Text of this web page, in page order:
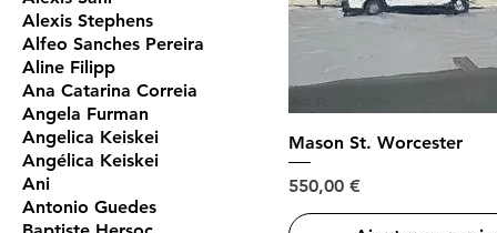
Alexis Stephens
Alfeo Sanches Pereira
Aline Filipp
Ana Catarina Correia
Angela Furman
Angelica Keiskei
Angélica Keiskei
Ani
Antonio Guedes
Mason St. Worcester
Prix
550,00 €